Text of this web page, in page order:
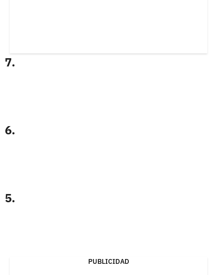
7.
6.
5.
PUBLICIDAD